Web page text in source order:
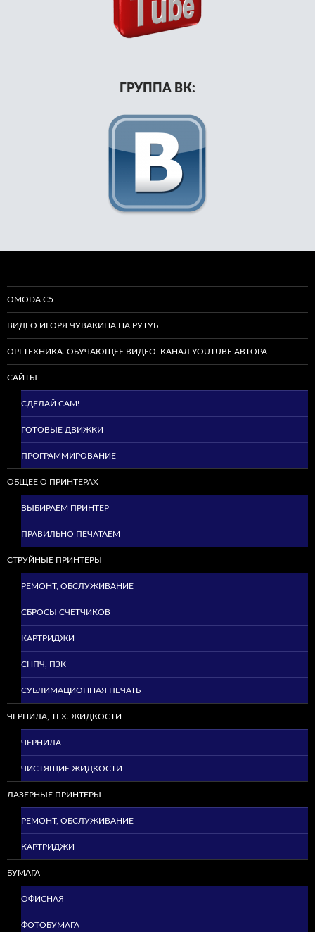
ГРУППА ВК:
OMODA C5
ВИДЕО ИГОРЯ ЧУВАКИНА НА РУТУБ
ОРГТЕХНИКА. ОБУЧАЮЩЕЕ ВИДЕО. КАНАЛ YOUTUBE АВТОРА
САЙТЫ
СДЕЛАЙ САМ!
ГОТОВЫЕ ДВИЖКИ
ПРОГРАММИРОВАНИЕ
ОБЩЕЕ О ПРИНТЕРАХ
ВЫБИРАЕМ ПРИНТЕР
ПРАВИЛЬНО ПЕЧАТАЕМ
СТРУЙНЫЕ ПРИНТЕРЫ
РЕМОНТ, ОБСЛУЖИВАНИЕ
СБРОСЫ СЧЕТЧИКОВ
КАРТРИДЖИ
СНПЧ, ПЗК
СУБЛИМАЦИОННАЯ ПЕЧАТЬ
ЧЕРНИЛА, ТЕХ. ЖИДКОСТИ
ЧЕРНИЛА
ЧИСТЯЩИЕ ЖИДКОСТИ
ЛАЗЕРНЫЕ ПРИНТЕРЫ
РЕМОНТ, ОБСЛУЖИВАНИЕ
КАРТРИДЖИ
БУМАГА
ОФИСНАЯ
ФОТОБУМАГА